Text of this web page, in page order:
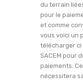
du terrain
pour le
et comme
vous voici un
télécharger ci
SACEM pour
paiements.
nécessitera